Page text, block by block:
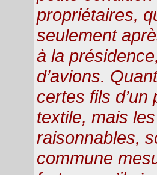
propriétaires,
seulement
à la
d’avions.
certes fils
textile, mais
raisonnables,
commune